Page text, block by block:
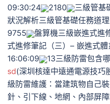
09:30:24
2180
三級管基
狀況解析三級管基礎任務道
9755
盤算機三級嵌進式進
式進修筆記（三）– 嵌進式
16:06:09
13三級防雷包含
sd(深圳核達中遠通電源技巧
級防雷維護：當建筑物自己
針、引下線、地網、內部屏